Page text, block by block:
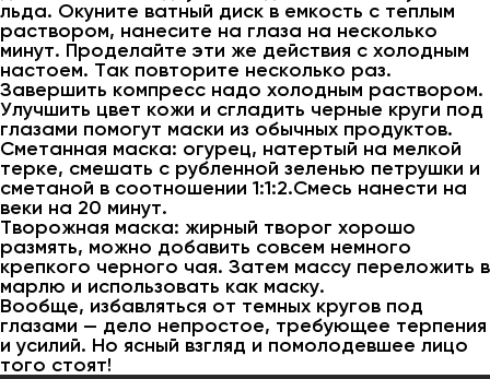
льда. Окуните ватный диск в емкость с теплым
раствором, нанесите на глаза на несколько
минут. Проделайте эти же действия с холодным
настоем. Так повторите несколько раз.
Завершить компресс надо холодным раствором.
Улучшить цвет кожи и сгладить черные круги под
глазами помогут маски из обычных продуктов.
Сметанная маска: огурец, натертый на мелкой
терке, смешать с рубленной зеленью петрушки и
сметаной в соотношении 1:1:2.Смесь нанести на
веки на 20 минут.
Творожная маска: жирный творог хорошо
размять, можно добавить совсем немного
крепкого черного чая. Затем массу переложить в
марлю и использовать как маску.
Вообще, избавляться от темных кругов под
глазами — дело непростое, требующее терпения
и усилий. Но ясный взгляд и помолодевшее лицо
того стоят!